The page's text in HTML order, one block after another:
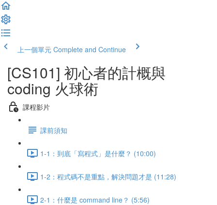
上一個單元 Complete and Continue
[CS101] 初心者的計概與
coding 火球術
課程影片
課前須知
1-1：到底「寫程式」是什麼？ (10:00)
1-2：程式碼不是重點，解決問題才是 (11:28)
2-1：什麼是 command line？ (5:56)